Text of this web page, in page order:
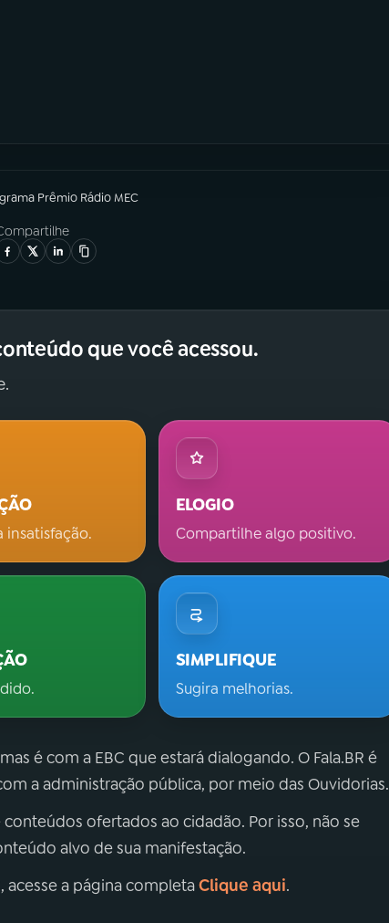
Prêmio Rádio MEC
que você acessou.
insatisfação.
ELOGIO
Compartilhe algo positivo.
SIMPLIFIQUE
Sugira melhorias.
é com a EBC que estará dialogando. O Fala.BR é
a administração pública, por meio das Ouvidorias.
ofertados ao cidadão. Por isso, não se
alvo de sua manifestação.
acesse a página completaClique aqui.